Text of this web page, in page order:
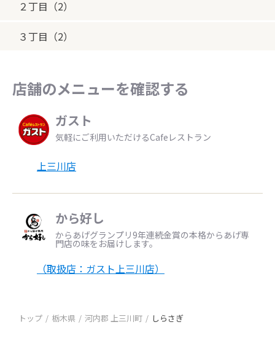
２丁目（2）
３丁目（2）
店舗のメニューを確認する
ガスト
気軽にご利用いただけるCafeレストラン
上三川店
から好し
からあげグランプリ9年連続金賞の本格からあげ専
門店の味をお届けします。
（取扱店：ガスト上三川店）
トップ 栃木県 河内郡 上三川町 しらさぎ